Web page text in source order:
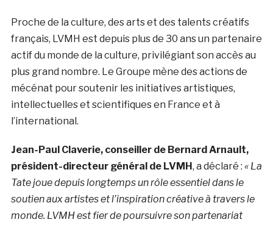
Proche de la culture, des arts et des talents créatifs
français, LVMH est depuis plus de 30 ans un partenaire
actif du monde de la culture, privilégiant son accès au
plus grand nombre. Le Groupe mène des actions de
mécénat pour soutenir les initiatives artistiques,
intellectuelles et scientifiques en France et à
l’international.
Jean-Paul Claverie, conseiller de Bernard Arnault,
président-directeur général de LVMH, a déclaré : « La
Tate joue depuis longtemps un rôle essentiel dans le
soutien aux artistes et l’inspiration créative à travers le
monde. LVMH est fier de poursuivre son partenariat